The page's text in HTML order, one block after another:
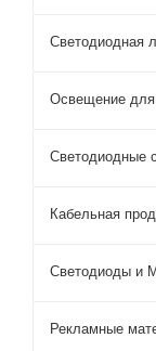
Светодиодная
Освещение
Светодиодные
Кабельная
Светодиоды и
Рекламные